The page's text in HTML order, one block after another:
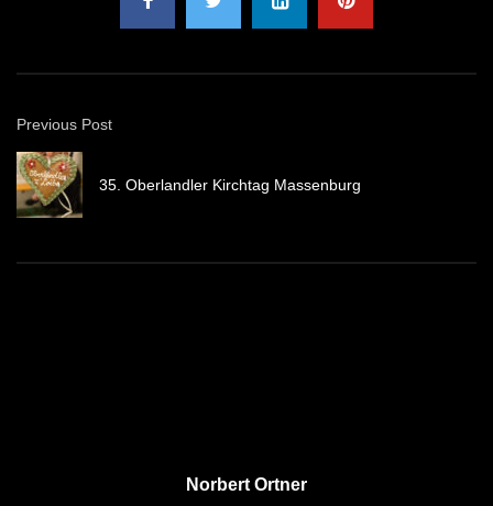
Previous Post
35. Oberlandler Kirchtag Massenburg
Norbert Ortner